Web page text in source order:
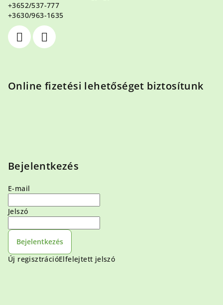
+3652/537-777
+3630/963-1635
Online fizetési lehetőséget biztosítunk
Bejelentkezés
E-mail
Jelszó
Bejelentkezés
Új regisztrációElfelejtett jelszó